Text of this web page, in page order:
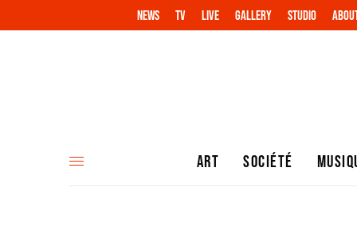
NEWS TV LIVE GALLERY STUDIO
ART SOCIÉTÉ